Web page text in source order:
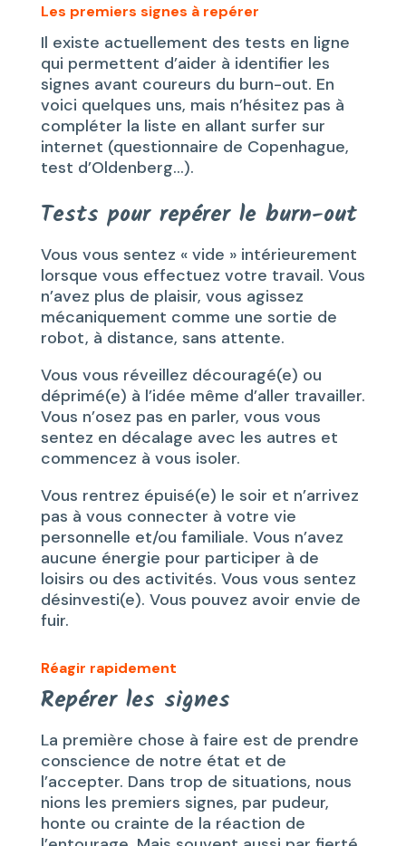
Les premiers signes à repérer
Il existe actuellement des tests en ligne
qui permettent d’aider à identifier les
signes avant coureurs du burn-out. En
voici quelques uns, mais n’hésitez pas à
compléter la liste en allant surfer sur
internet (questionnaire de Copenhague,
test d’Oldenberg…).
Tests pour repérer le burn-out
Vous vous sentez « vide » intérieurement
lorsque vous effectuez votre travail. Vous
n’avez plus de plaisir, vous agissez
mécaniquement comme une sortie de
robot, à distance, sans attente.
Vous vous réveillez découragé(e) ou
déprimé(e) à l’idée même d’aller travailler.
Vous n’osez pas en parler, vous vous
sentez en décalage avec les autres et
commencez à vous isoler.
Vous rentrez épuisé(e) le soir et n’arrivez
pas à vous connecter à votre vie
personnelle et/ou familiale. Vous n’avez
aucune énergie pour participer à de
loisirs ou des activités. Vous vous sentez
désinvesti(e). Vous pouvez avoir envie de
fuir.
Réagir rapidement
Repérer les signes
La première chose à faire est de prendre
conscience de notre état et de
l’accepter. Dans trop de situations, nous
nions les premiers signes, par pudeur,
honte ou crainte de la réaction de